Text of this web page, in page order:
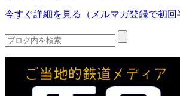
今すぐ詳細を見る（メルマガ登録で初